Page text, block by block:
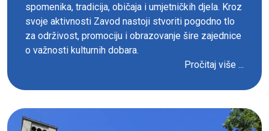
spomenika, tradicija, običaja i umjetničkih djela. Kroz
svoje aktivnosti Zavod nastoji stvoriti pogodno tlo
za održivost, promociju i obrazovanje šire zajednice
o važnosti kulturnih dobara.
Pročitaj više ...